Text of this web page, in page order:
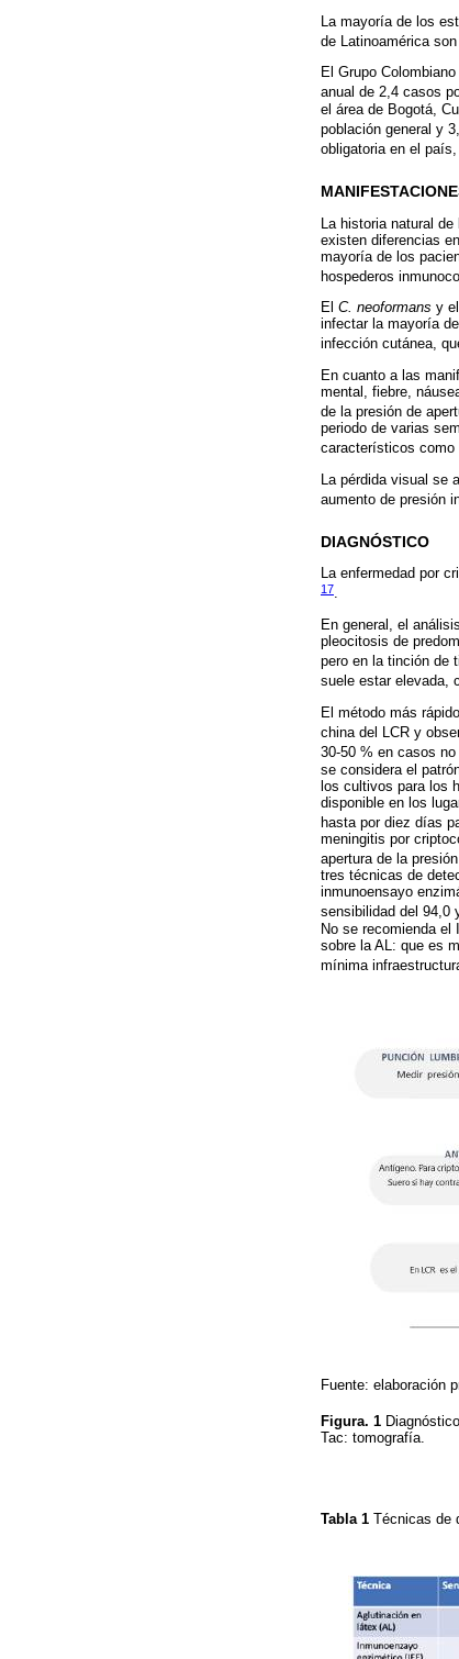
La mayoría de los
de Latinoamérica
El Grupo
anual de 2,4 casos
el área de Bogotá,
población general y
obligatoria en el
La historia natural
existen diferencias
mayoría de los
hospederos
El C. neoformans y el
infectar la mayoría
infección cutánea,
En cuanto a las
mental, fiebre,
de la presión de
periodo de varias
característicos como
La pérdida visual
aumento de presión
DIAGNÓSTICO
La enfermedad por
17.
En general, el
pleocitosis de
pero en la tinción de
suele estar elevada,
El método más
china del LCR y
30-50 % en casos
se considera el
los cultivos para los
disponible en los
hasta por diez días
meningitis por
apertura de la
tres técnicas de
inmunoensayo
sensibilidad del 94,0
No se recomienda
sobre la AL: que es
mínima
Fuente: elaboración
Figura. 1
Tac: tomografía.
Tabla 1 Técnicas de